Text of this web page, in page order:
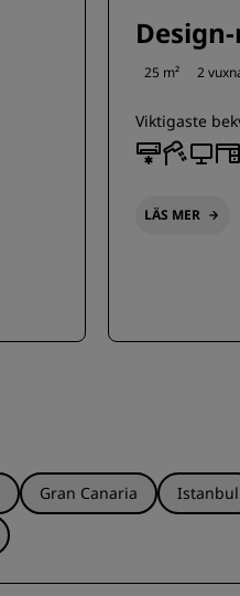
25 m² 2
Viktigaste
LÄS MER
Gran Canaria Istanbul